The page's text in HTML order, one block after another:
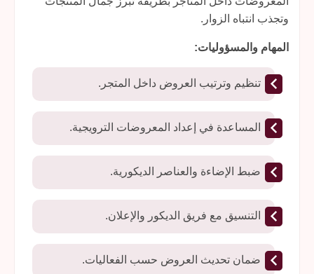
وتجذب انتباه الزوار.
المهام والمسؤوليات:
تنظيم وترتيب العروض داخل المتجر.
المساعدة في إعداد المعروضات الترويجية.
ضبط الإضاءة والعناصر الديكورية.
التنسيق مع فريق الديكور والإعلان.
ضمان تحديث العروض حسب الفعاليات.